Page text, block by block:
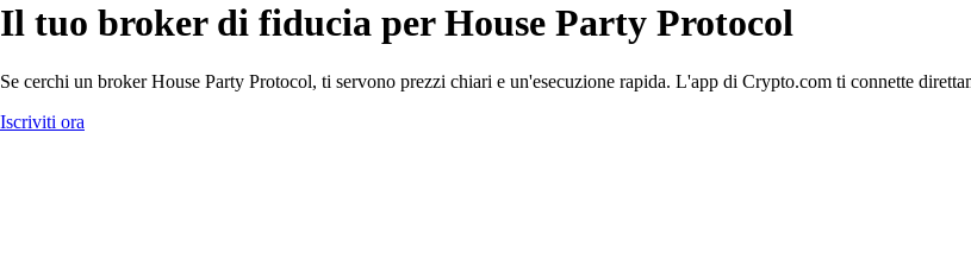
Il tuo broker di fiducia per House Party Protocol
Se cerchi un broker House Party Protocol, ti servono prezzi chiari e un'esecuzione rapida. L'app di Crypto.com ti connette
Iscriviti ora